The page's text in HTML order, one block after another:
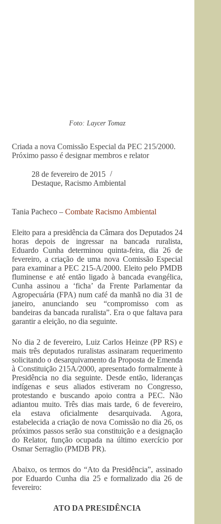
Foto: Laycer Tomaz
Criada a nova Comissão Especial da PEC 215/2000.
Próximo passo é designar membros e relator
28 de fevereiro de 2015
Destaque, Racismo Ambiental
Tania Pacheco – Combate Racismo Ambiental
Eleito para a presidência da Câmara dos Deputados 24
horas depois de ingressar na bancada ruralista,
Eduardo Cunha determinou quinta-feira, dia 26 de
fevereiro, a criação de uma nova Comissão Especial
para examinar a PEC 215-A/2000. Eleito pelo PMDB
fluminense e até então ligado à bancada evangélica,
Cunha assinou a ‘ficha’ da Frente Parlamentar da
Agropecuária (FPA) num café da manhã no dia 31 de
janeiro, anunciando seu “compromisso com as
bandeiras da bancada ruralista”. Era o que faltava para
garantir a eleição, no dia seguinte.
No dia 2 de fevereiro, Luiz Carlos Heinze (PP RS) e
mais três deputados ruralistas assinaram requerimento
solicitando o desarquivamento da Proposta de Emenda
à Constituição 215A/2000, apresentado formalmente à
Presidência no dia seguinte. Desde então, lideranças
indígenas e seus aliados estiveram no Congresso,
protestando e buscando apoio contra a PEC. Não
adiantou muito. Três dias mais tarde, 6 de fevereiro,
ela estava oficialmente desarquivada. Agora,
estabelecida a criação de nova Comissão no dia 26, os
próximos passos serão sua constituição e a designação
do Relator, função ocupada na último exercício por
Osmar Serraglio (PMDB PR).
Abaixo, os termos do “Ato da Presidência”, assinado
por Eduardo Cunha dia 25 e formalizado dia 26 de
fevereiro:
ATO DA PRESIDÊNCIA